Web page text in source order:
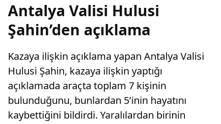
Antalya Valisi Hulusi
Şahin’den açıklama
Kazaya ilişkin açıklama yapan Antalya Valisi
Hulusi Şahin, kazaya ilişkin yaptığı
açıklamada araçta toplam 7 kişinin
bulunduğunu, bunlardan 5’inin hayatını
kaybettiğini bildirdi. Yaralılardan birinin